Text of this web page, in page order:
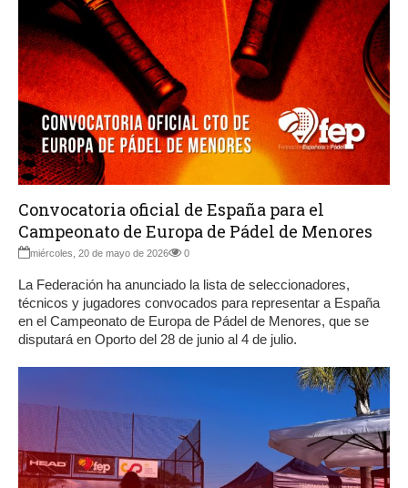
Convocatoria oficial de España para el
Campeonato de Europa de Pádel de Menores
miércoles, 20 de mayo de 2026 0
La Federación ha anunciado la lista de seleccionadores,
técnicos y jugadores convocados para representar a España
en el Campeonato de Europa de Pádel de Menores, que se
disputará en Oporto del 28 de junio al 4 de julio.